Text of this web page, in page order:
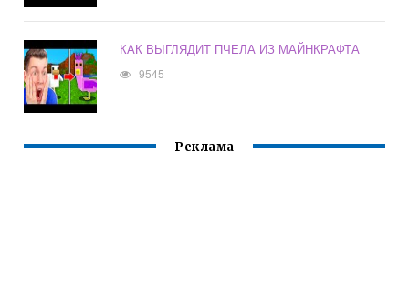
КАК ВЫГЛЯДИТ ПЧЕЛА ИЗ МАЙНКРАФТА
9545
Реклама